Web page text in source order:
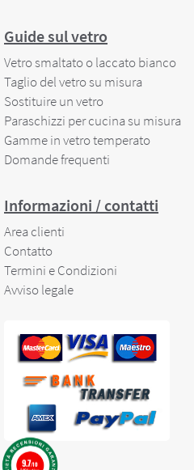
Guide sul vetro
Vetro smaltato o laccato bianco
Taglio del vetro su misura
Sostituire un vetro
Paraschizzi per cucina su misura
Gamme in vetro temperato
Domande frequenti
Informazioni / contatti
Area clienti
Contatto
Termini e Condizioni
Avviso legale
9.7/10